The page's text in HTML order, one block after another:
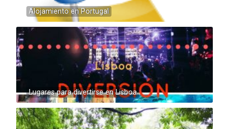
Alojamiento en Portugal
Lugares para divertirse en Lisboa